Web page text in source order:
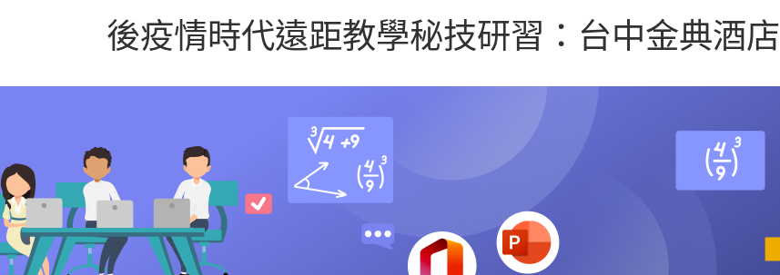
後疫情時代遠距教學秘技研習：台中金典酒店